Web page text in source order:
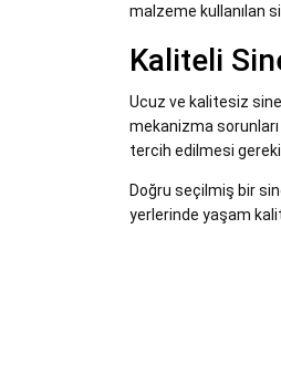
malzeme kullanılan
Kaliteli
Ucuz ve kalitesiz
mekanizma
tercih edilmesi
Doğru seçilmiş bir
yerlerinde yaşam